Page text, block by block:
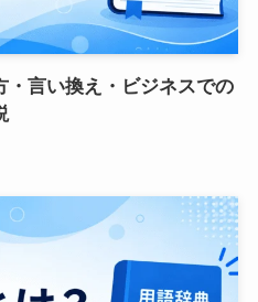
・言い換え・ビジネスでの